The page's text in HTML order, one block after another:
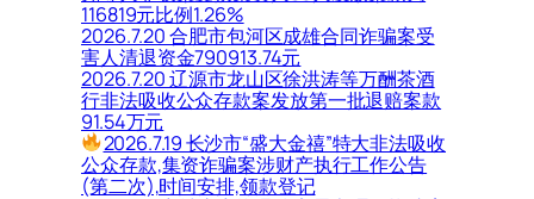
116819元比例1.26%
2026.7.20 合肥市包河区成雄合同诈骗案受
害人清退资金790913.74元
2026.7.20 辽源市龙山区徐洪涛等万酬茶酒
行非法吸收公众存款案发放第一批退赔案款
91.54万元
2026.7.19 长沙市“盛大金禧”特大非法吸收
公众存款,集资诈骗案涉财产执行工作公告
(第二次),时间安排,领款登记